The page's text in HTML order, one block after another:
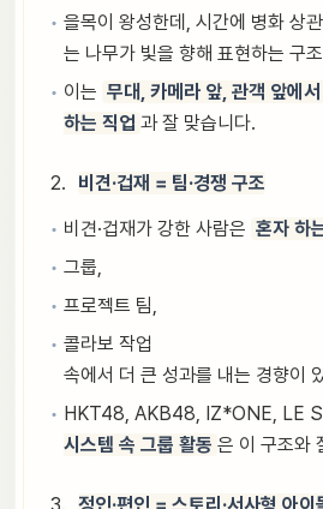
을목이 왕성한데, 시간에 병화 상
는 나무가 빛을 향해 표현하는 구
이는 무대, 카메라 앞, 관객 앞에
하는 직업 과 잘 맞습니다.
비견·겁재 = 팀·경쟁 구조
비견·겁재가 강한 사람은 혼자 하
그룹,
프로젝트 팀,
콜라보 작업
속에서 더 큰 성과를 내는 경향이
HKT48, AKB48, IZ*ONE, LE
시스템 속 그룹 활동 은 이 구조와